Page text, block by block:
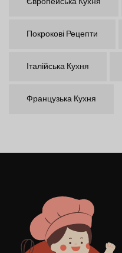
Покрокові Рецепти
Італійська Кухня
Французька Кухня